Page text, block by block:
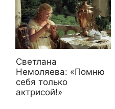
Светлана
Немоляева: «Помню
себя только
актрисой!»